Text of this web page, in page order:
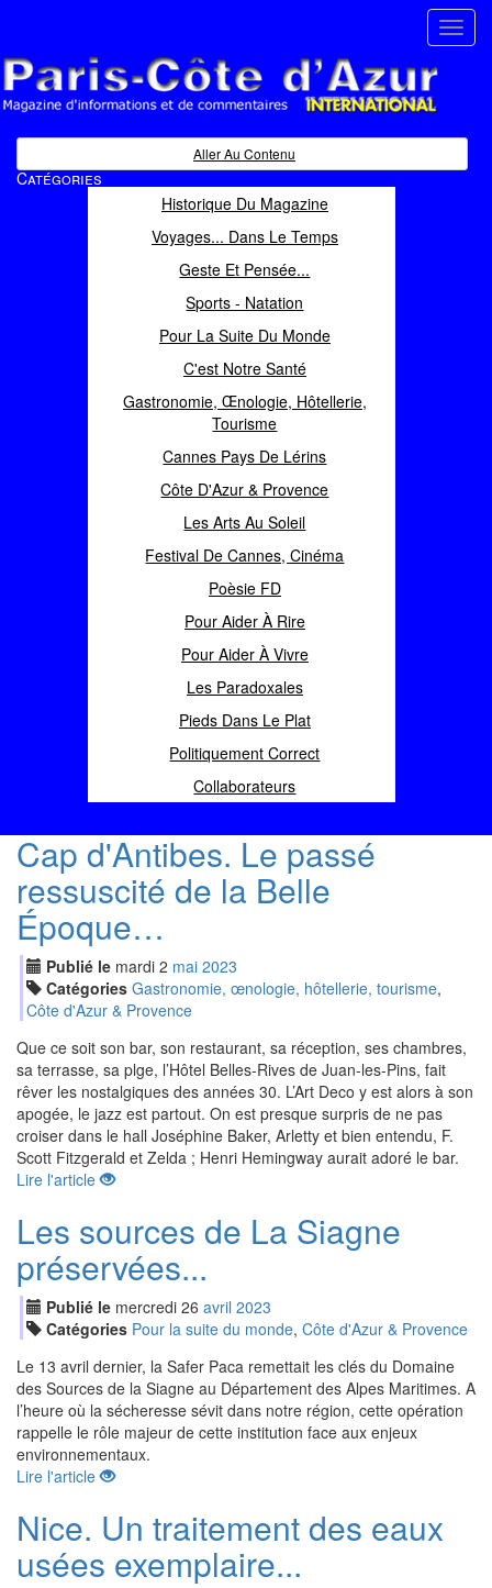
Magazine d'informations et de commentaires
Aller Au Contenu
Catégories
Historique Du Magazine
Voyages... Dans Le Temps
Geste Et Pensée...
Sports - Natation
Pour La Suite Du Monde
C'est Notre Santé
Gastronomie, Œnologie, Hôtellerie,
Tourisme
Cannes Pays De Lérins
Côte D'Azur & Provence
Les Arts Au Soleil
Festival De Cannes, Cinéma
Poèsie FD
Pour Aider À Rire
Pour Aider À Vivre
Les Paradoxales
Pieds Dans Le Plat
Politiquement Correct
Collaborateurs
Cap d'Antibes. Le passé
ressuscité de la Belle
Époque…
Publié le mardi 2 mai 2023
Catégories Gastronomie, œnologie, hôtellerie, tourisme,
Côte d'Azur & Provence
Que ce soit son bar, son restaurant, sa réception, ses chambres,
sa terrasse, sa plge, l’Hôtel Belles-Rives de Juan-les-Pins, fait
rêver les nostalgiques des années 30. L’Art Deco y est alors à son
apogée, le jazz est partout. On est presque surpris de ne pas
croiser dans le hall Joséphine Baker, Arletty et bien entendu, F.
Scott Fitzgerald et Zelda ; Henri Hemingway aurait adoré le bar.
Lire l'article
Les sources de La Siagne
préservées...
Publié le mercredi 26 avril 2023
Catégories Pour la suite du monde, Côte d'Azur & Provence
Le 13 avril dernier, la Safer Paca remettait les clés du Domaine
des Sources de la Siagne au Département des Alpes Maritimes. A
l’heure où la sécheresse sévit dans notre région, cette opération
rappelle le rôle majeur de cette institution face aux enjeux
environnementaux.
Lire l'article
Nice. Un traitement des eaux
usées exemplaire...